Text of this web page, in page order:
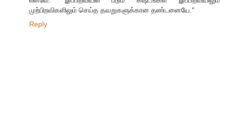
முற்பிறவிகளிலும் செய்த தவறுகளுக்கான தண்டனையே."
Reply